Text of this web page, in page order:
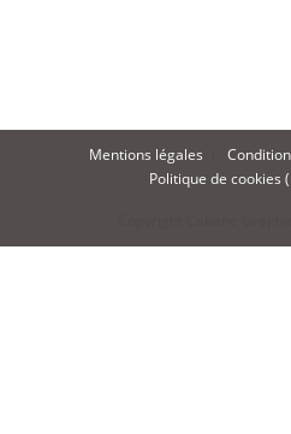
Mentions légales
Politique de cookies